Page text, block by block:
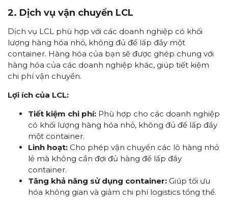
2. Dịch vụ vận chuyển LCL
Dịch vụ LCL phù hợp với các doanh nghiệp có khối
lượng hàng hóa nhỏ, không đủ để lấp đầy một
container. Hàng hóa của bạn sẽ được ghép chung với
hàng hóa của các doanh nghiệp khác, giúp tiết kiệm
chi phí vận chuyển.
Lợi ích của LCL:
Tiết kiệm chi phí: Phù hợp cho các doanh nghiệp
có khối lượng hàng hóa nhỏ, không đủ để lấp đầy
một container.
Linh hoạt: Cho phép vận chuyển các lô hàng nhỏ
lẻ mà không cần đợi đủ hàng để lấp đầy
container.
Tăng khả năng sử dụng container: Giúp tối ưu
hóa không gian và giảm chi phí logistics tổng thể.